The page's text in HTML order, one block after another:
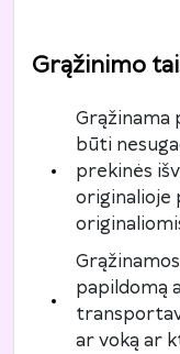
Grąžinimo
Grąžinama
būti
prekinės
originalioje
papildomą
ar voką ar